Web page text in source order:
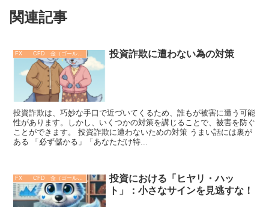
関連記事
FX CFD 金（ゴールド） 投資詐欺に遭わない為の対策
投資詐欺は、巧妙な手口で近づいてくるため、誰もが被害に遭う可能
性があります。しかし、いくつかの対策を講じることで、被害を防ぐ
ことができます。 投資詐欺に遭わないための対策 うまい話には裏が
ある 「必ず儲かる」「あなただけ特...
投資における「ヒヤリ・ハッ
ト」：小さなサインを見逃すな！